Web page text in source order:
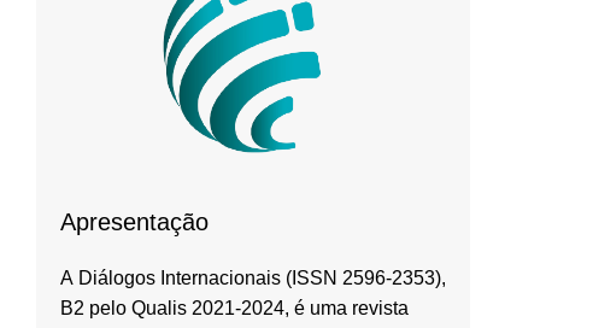
Apresentação
A Diálogos Internacionais (ISSN 2596-2353),
B2 pelo Qualis 2021-2024, é uma revista